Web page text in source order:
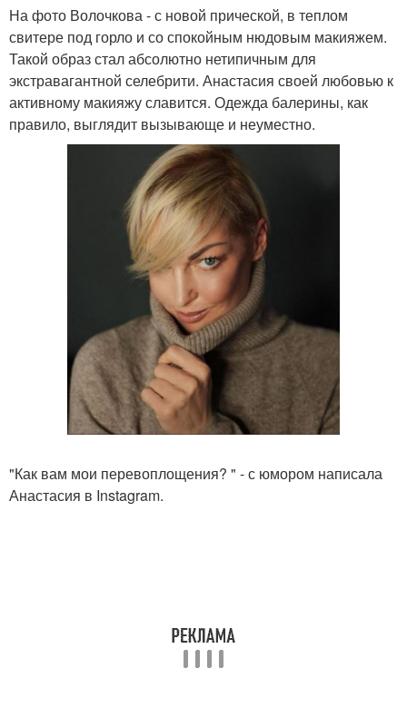
На фото Волочкова - с новой прической, в теплом
свитере под горло и со спокойным нюдовым макияжем.
Такой образ стал абсолютно нетипичным для
экстравагантной селебрити. Анастасия своей любовью к
активному макияжу славится. Одежда балерины, как
правило, выглядит вызывающе и неуместно.
"Как вам мои перевоплощения? " - с юмором написала
Анастасия в Instagram.